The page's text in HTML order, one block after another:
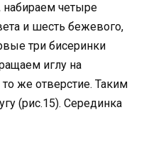
набираем четыре
и шесть бежевого,
три бисеринки
иглу на
же отверстие. Таким
(рис.15). Серединка